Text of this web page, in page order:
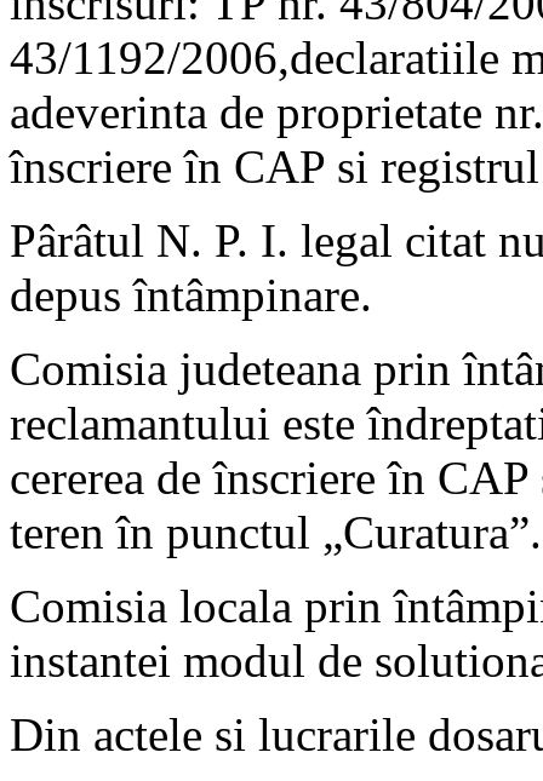
43/1192/2006,declaratiile
adeverinta de proprietate
înscriere în CAP si
Pârâtul N. P. I. legal citat
depus întâmpinare.
Comisia judeteana prin
reclamantului este
cererea de înscriere în
teren în punctul „Curatura”.
Comisia locala prin
instantei modul de
Din actele si lucrarile